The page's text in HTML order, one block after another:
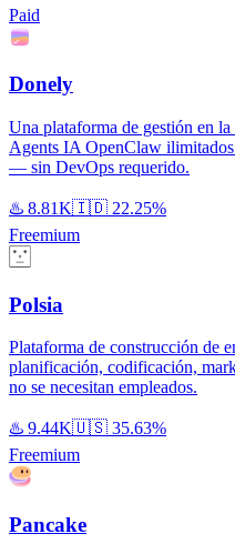
Paid
Donely
Una plataforma de gestión en
Agents IA OpenClaw
— sin DevOps requerido.
♨️ 8.81K🇮🇩 22.25%
Freemium
Polsia
Plataforma de construcción de
planificación, codificación,
no se necesitan empleados.
♨️ 9.44K🇺🇸 35.63%
Freemium
Pancake